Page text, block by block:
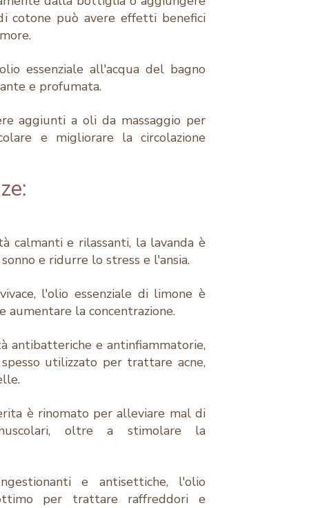
cotone può avere effetti benefici
essenziale all'acqua del bagno
e profumata.
aggiunti a oli da massaggio per
e migliorare la circolazione
calmanti e rilassanti, la lavanda è
e ridurre lo stress e l'ansia.
l'olio essenziale di limone è
la concentrazione.
antibatteriche e antinfiammatorie,
utilizzato per trattare acne,
è rinomato per alleviare mal di
oltre a stimolare la
e antisettiche, l'olio
per trattare raffreddori e